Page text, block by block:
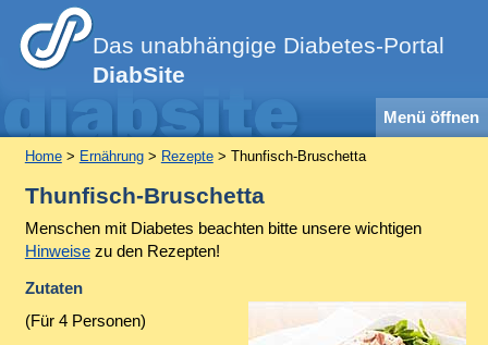
Das unabhängige Diabetes-Portal
DiabSite
Menü öffnen
Home> Ernährung> Rezepte> Thunfisch-Bruschetta
Thunfisch-Bruschetta
Menschen mit Diabetes beachten bitte unsere wichtigen
Hinweisezu den Rezepten!
Zutaten
(Für 4 Personen)